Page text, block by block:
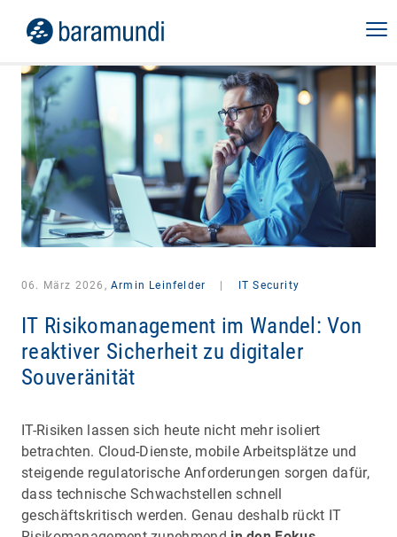
06. März 2026, Armin Leinfelder IT Security
IT Risikomanagement im Wandel: Von
reaktiver Sicherheit zu digitaler
Souveränität
IT-Risiken lassen sich heute nicht mehr isoliert
betrachten. Cloud-Dienste, mobile Arbeitsplätze und
steigende regulatorische Anforderungen sorgen dafür,
dass technische Schwachstellen schnell
geschäftskritisch werden. Genau deshalb rückt IT